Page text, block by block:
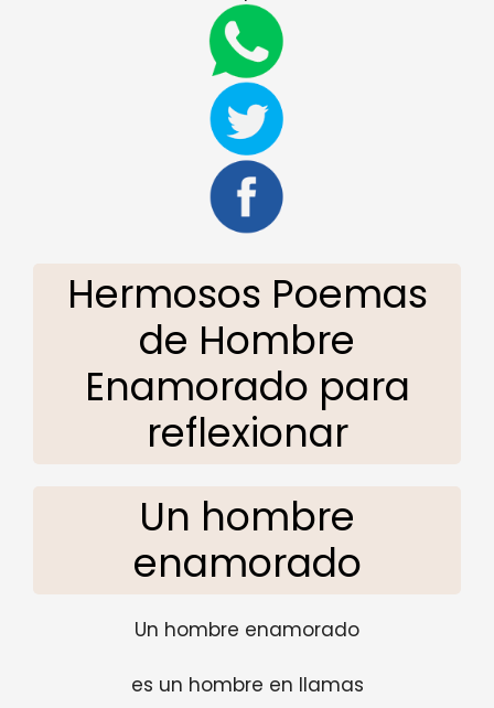
Hermosos Poemas
de Hombre
Enamorado para
reflexionar
Un hombre
enamorado
Un hombre enamorado
es un hombre en llamas